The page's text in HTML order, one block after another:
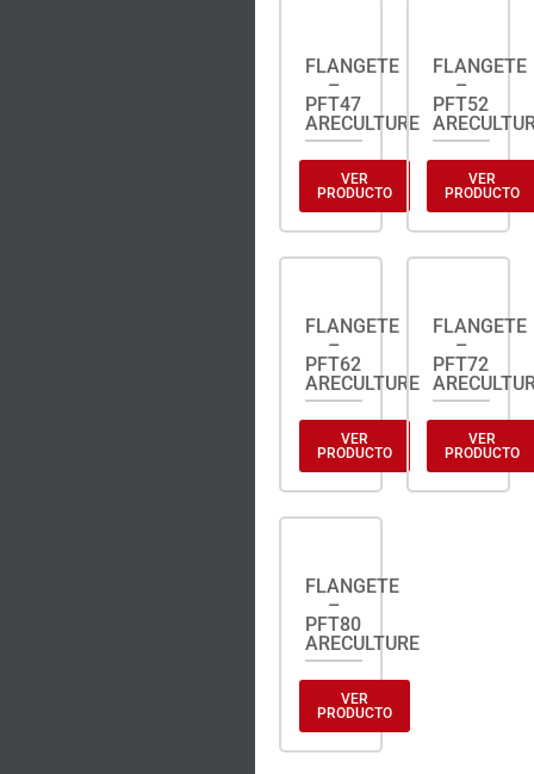
FLANGETE
–
PFT47
ARECULTURE
VER
PRODUCTO
FLANGETE
–
PFT52
VER
PRODUCTO
FLANGETE
–
PFT62
ARECULTURE
VER
PRODUCTO
FLANGETE
–
PFT72
VER
PRODUCTO
FLANGETE
–
PFT80
ARECULTURE
VER
PRODUCTO